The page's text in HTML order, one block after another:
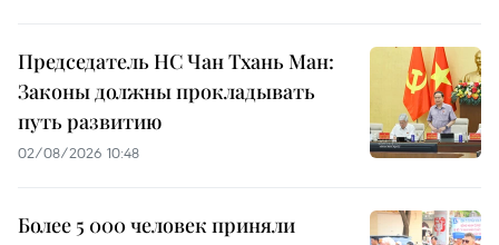
Председатель НС Чан Тхань Ман:
Законы должны прокладывать
путь развитию
02/08/2026 10:48
Более 5 000 человек приняли